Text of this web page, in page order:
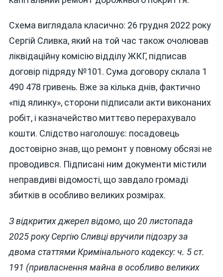
Схема виглядала класично: 26 грудня 2022 року
Сергій Сливка, який на той час також очолював
ліквідаційну комісію відділу ЖКГ, підписав
договір підряду №101. Сума договору склала 1
490 478 гривень. Вже за кілька днів, фактично
«під ялинку», сторони підписали акти виконаних
робіт, і казначейство миттєво перерахувало
кошти. Слідство наголошує: посадовець
достовірно знав, що ремонт у повному обсязі не
проводився. Підписані ним документи містили
неправдиві відомості, що завдало громаді
збитків в особливо великих розмірах.
З відкритих джерел відомо, що 20 листопада
2025 року Сергію Сливці вручили підозру за
двома статтями Кримінального кодексу: ч. 5 ст.
191 (привласнення майна в особливо великих